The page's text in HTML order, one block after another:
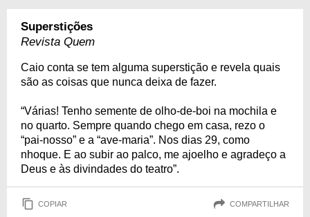
Superstições
Revista Quem
Caio conta se tem alguma superstição e revela quais
são as coisas que nunca deixa de fazer.
“Várias! Tenho semente de olho-de-boi na mochila e
no quarto. Sempre quando chego em casa, rezo o
“pai-nosso” e a “ave-maria”. Nos dias 29, como
nhoque. E ao subir ao palco, me ajoelho e agradeço a
Deus e às divindades do teatro”.
COPIAR COMPARTILHAR